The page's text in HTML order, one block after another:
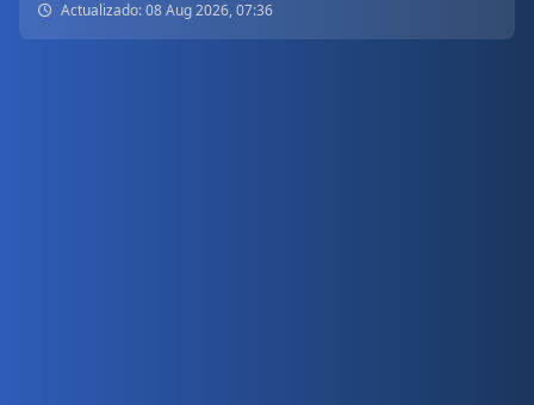
Actualizado: 08 Aug 2026, 07:36